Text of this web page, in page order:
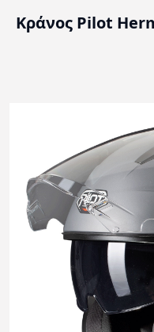
Κράνος Pilot